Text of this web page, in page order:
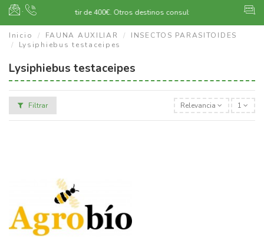
·
Envío gratuito a partir de 400€. Otros destinos consultar
Inicio FAUNA AUXILIAR
INSECTOS PARASITOIDES
Lysiphiebus testaceipes
Lysiphiebus testaceipes
Filtrar Relevancia 1